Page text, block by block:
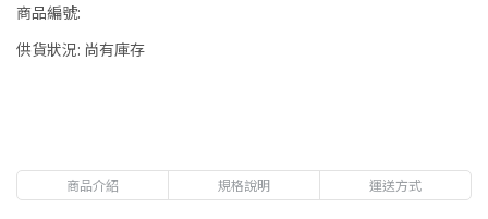
商品編號:
供貨狀況: 尚有庫存
商品介紹 規格說明 運送方式